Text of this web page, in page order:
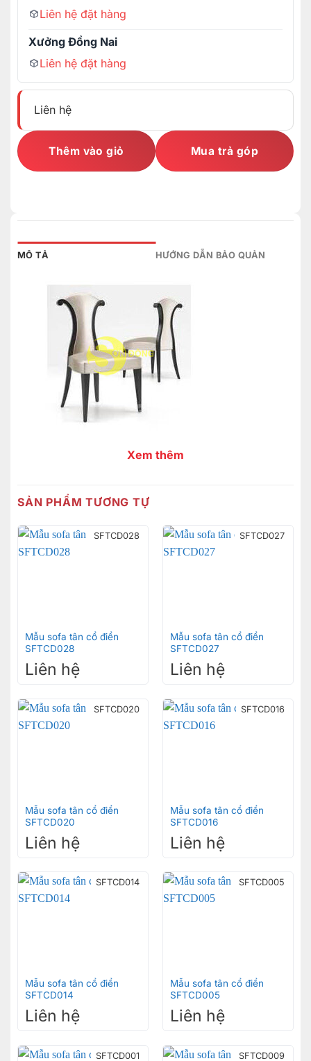
Liên hệ đặt hàng
Xưởng Đồng Nai
Liên hệ đặt hàng
Liên hệ
Thêm vào giỏ Mua trả góp
MÔ TẢ HƯỚNG DẪN BẢO QUẢN
Xem thêm
SẢN PHẨM TƯƠNG TỰ
SFTCD028
Mẫu sofa tân cổ điển
SFTCD028
Liên hệ
SFTCD027
Mẫu sofa tân cổ điển
SFTCD027
Liên hệ
SFTCD020
Mẫu sofa tân cổ điển
SFTCD020
Liên hệ
SFTCD016
Mẫu sofa tân cổ điển
SFTCD016
Liên hệ
SFTCD014
Mẫu sofa tân cổ điển
SFTCD014
Liên hệ
SFTCD005
Mẫu sofa tân cổ điển
SFTCD005
Liên hệ
SFTCD001 SFTCD009